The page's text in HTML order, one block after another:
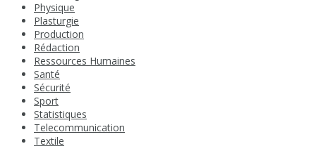
Physique
Plasturgie
Production
Rédaction
Ressources Humaines
Santé
Sécurité
Sport
Statistiques
Telecommunication
Textile